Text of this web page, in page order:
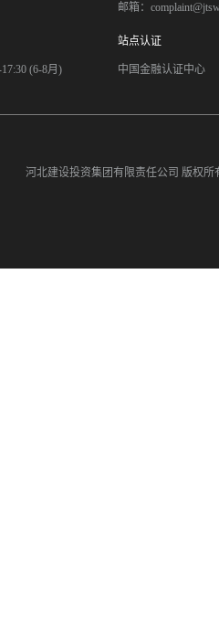
邮箱：
(6-8月)
站点认证
中国金融认证中心
河北建设投资集团有限责任公司 版权所